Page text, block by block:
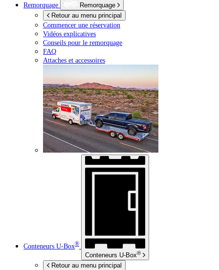
Remorquage
Remorquage
Retour au menu principal
Commencer une réservation
Vidéos explicatives
Conseils pour le remorquage
FAQ
Attaches et accessoires
Conteneurs U-Box®
Conteneurs U-Box®
Retour au menu principal